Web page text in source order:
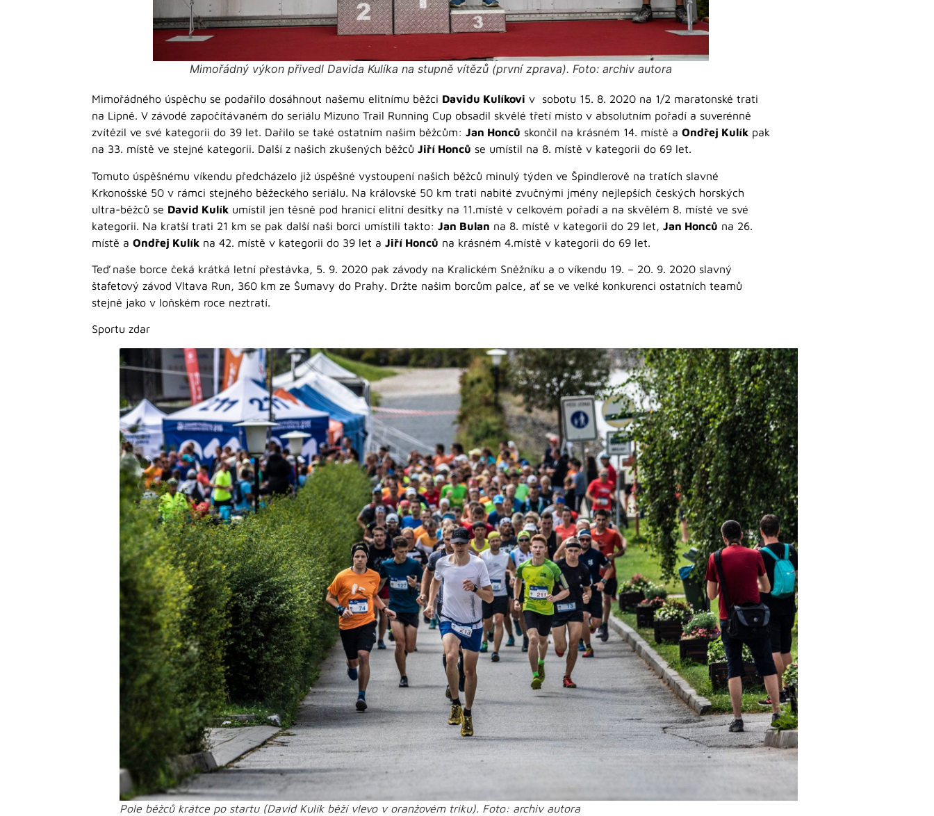
Mimořádný výkon přivedl Davida Kulíka na stupně vítězů (první zprava). Foto: archiv autora
Mimořádného úspěchu se podařilo dosáhnout našemu elitnímu běžci Davidu Kulíkovi v sobotu 15. 8. 2020 na 1/2 maratonské trati
na Lipně. V závodě započítávaném do seriálu Mizuno Trail Running Cup obsadil skvělé třetí místo v absolutním pořadí a suverénně
zvítězil ve své kategorii do 39 let. Dařilo se také ostatním našim běžcům: Jan Honců skončil na krásném 14. místě a Ondřej Kulík pak
na 33. místě ve stejné kategorii. Další z našich zkušených běžců Jiří Honců se umístil na 8. místě v kategorii do 69 let.
Tomuto úspěšnému víkendu předcházelo již úspěšné vystoupení našich běžců minulý týden ve Špindlerově na tratích slavné
Krkonošské 50 v rámci stejného běžeckého seriálu. Na královské 50 km trati nabité zvučnými jmény nejlepších českých horských
ultra-běžců se David Kulík umístil jen těsně pod hranicí elitní desítky na 11.místě v celkovém pořadí a na skvělém 8. místě ve své
kategorii. Na kratší trati 21 km se pak další naši borci umístili takto: Jan Bulan na 8. místě v kategorii do 29 let, Jan Honců na 26.
místě a Ondřej Kulík na 42. místě v kategorii do 39 let a Jiří Honců na krásném 4.místě v kategorii do 69 let.
Teď naše borce čeká krátká letní přestávka, 5. 9. 2020 pak závody na Kralickém Sněžníku a o víkendu 19. – 20. 9. 2020 slavný
štafetový závod Vltava Run, 360 km ze Šumavy do Prahy. Držte našim borcům palce, ať se ve velké konkurenci ostatních teamů
stejně jako v loňském roce neztratí.
Sportu zdar
Pole běžců krátce po startu (David Kulík běží vlevo v oranžovém triku). Foto: archiv autora